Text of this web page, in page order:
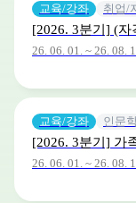
교육/강좌 취업/
[2026. 3분기] (
26. 06. 01. ~ 26. 08.
교육/강좌 인문
26. 06. 01. ~ 26. 08.